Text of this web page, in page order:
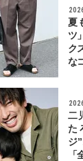
夏
ツ
ク
な
二
た
ジ